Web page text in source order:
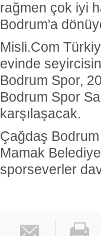
rağmen çok iyi
Bodrum'a
Misli.Com
evinde
Bodrum Spor,
Bodrum Spor
karşılaşacak.
Çağdaş
Mamak
sporseverler